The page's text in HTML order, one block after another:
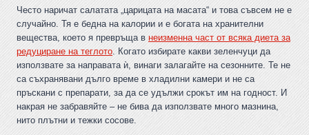
Често наричат салатата „царицата на масата“ и това съвсем не е
случайно. Тя е бедна на калории и е богата на хранителни
вещества, което я превръща в неизменна част от всяка диета за
редуциране на теглото. Когато избирате какви зеленчуци да
използвате за направата ѝ, винаги залагайте на сезонните. Те не
са съхранявани дълго време в хладилни камери и не са
пръскани с препарати, за да се удължи срокът им на годност. И
накрая не забравяйте – не бива да използвате много мазнина,
нито плътни и тежки сосове.